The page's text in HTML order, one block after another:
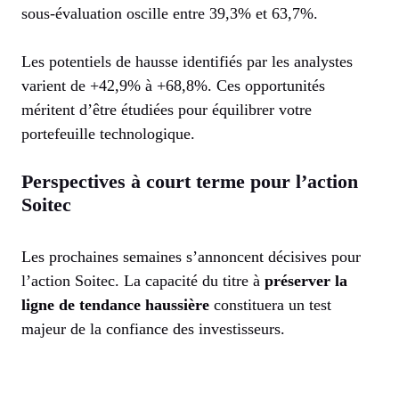
sous-évaluation oscille entre 39,3% et 63,7%.
Les potentiels de hausse identifiés par les analystes
varient de +42,9% à +68,8%. Ces opportunités
méritent d’être étudiées pour équilibrer votre
portefeuille technologique.
Perspectives à court terme pour l’action
Soitec
Les prochaines semaines s’annoncent décisives pour
l’action Soitec. La capacité du titre à préserver la
ligne de tendance haussière constituera un test
majeur de la confiance des investisseurs.